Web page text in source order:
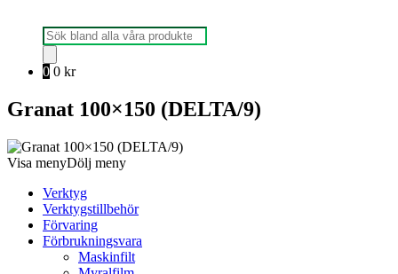
Produktsökning
0 0 kr
Granat 100×150 (DELTA/9)
Visa menyDölj meny
Verktyg
Verktygstillbehör
Förvaring
Förbrukningsvara
Maskinfilt